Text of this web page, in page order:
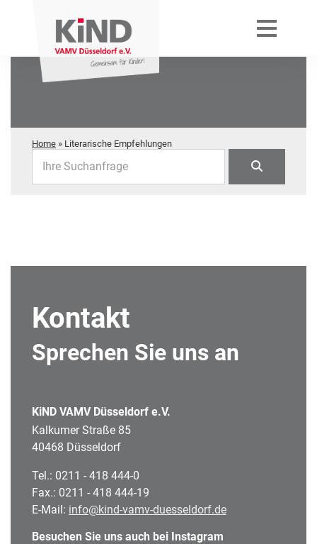
Home » Literarische Empfehlungen
Ihre Suchanfrage
Kontakt
Sprechen Sie uns an
KiND VAMV Düsseldorf e.V.
Kalkumer Straße 85
40468 Düsseldorf
Tel.: 0211 - 418 444-0
Fax.: 0211 - 418 444-19
E-Mail: info@kind-vamv-duesseldorf.de
Besuchen Sie uns auch bei Instagram